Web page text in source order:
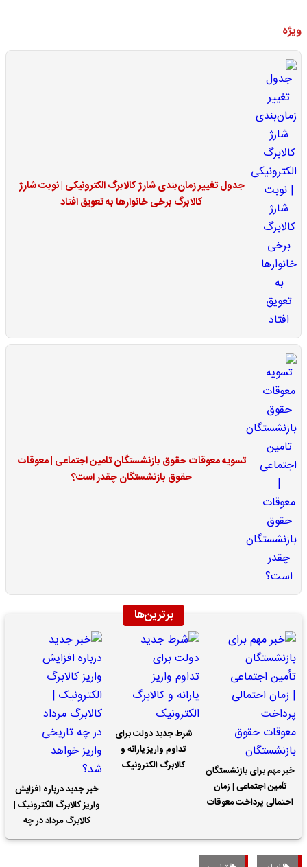
ویژه
جدول تغییر زمان‌بندی شارژ کالابرگ الکترونیکی | نوبت شارژ
کالابرگ برخی خانوارها به تعویق افتاد
تسویه معوقات حقوق بازنشستگان تامین اجتماعی | معوقات
حقوق بازنشستگان چقدر است؟
برترین‌ها
خبر مهم برای بازنشستگان
تأمین اجتماعی | زمان
احتمالی پرداخت معوقات
شرط جدید دولت برای
تداوم واریز یارانه و
کالابرگ الکترونیک
خبر جدید درباره افزایش
واریز کالابرگ الکترونیک |
کالابرگ مرداد در چه
تاریخی واریز خواهد شد؟